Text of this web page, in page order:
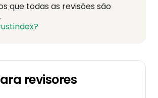
que todas as revisões são
revisores